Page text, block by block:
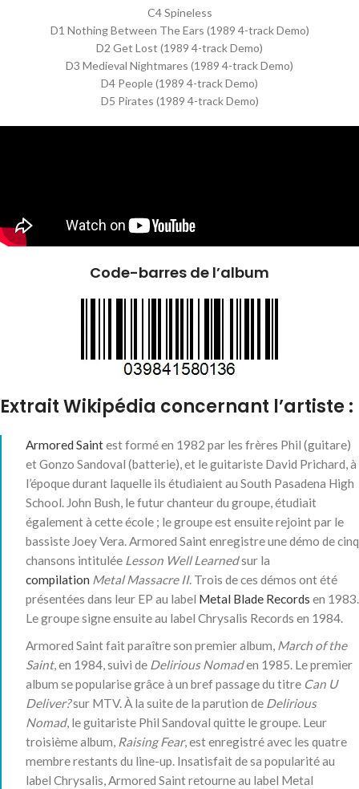
C4 Spineless
D1 Nothing Between The Ears (1989 4-track Demo)
D2 Get Lost (1989 4-track Demo)
D3 Medieval Nightmares (1989 4-track Demo)
D4 People (1989 4-track Demo)
D5 Pirates (1989 4-track Demo)
Code-barres de l’album
Extrait Wikipédia concernant l’artiste :
Armored Saintest formé en 1982 par les frères Phil (guitare)
et Gonzo Sandoval (batterie), et le guitariste David Prichard, à
l’époque durant laquelle ils étudiaient au South Pasadena High
School. John Bush, le futur chanteur du groupe, étudiait
également à cette école ; le groupe est ensuite rejoint par le
bassiste Joey Vera. Armored Saint enregistre une démo de cinq
chansons intitulée Lesson Well Learnedsur la
compilation Metal Massacre II. Trois de ces démos ont été
présentées dans leur EP au label Metal Blade Records en 1983.
Le groupe signe ensuite au label Chrysalis Records en 1984.
Armored Saint fait paraître son premier album, March of the
Saint, en 1984, suivi de Delirious Nomaden 1985. Le premier
album se popularise grâce à un bref passage du titre Can U
Deliver?sur MTV. À la suite de la parution de Delirious
Nomad, le guitariste Phil Sandoval quitte le groupe. Leur
troisième album, Raising Fear, est enregistré avec les quatre
membre restants du line-up. Insatisfait de sa popularité au
label Chrysalis, Armored Saint retourne au label Metal